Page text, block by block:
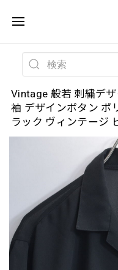
Vintage 般若 刺繍デ
袖 デザインボタン ポ
ラック ヴィンテージ